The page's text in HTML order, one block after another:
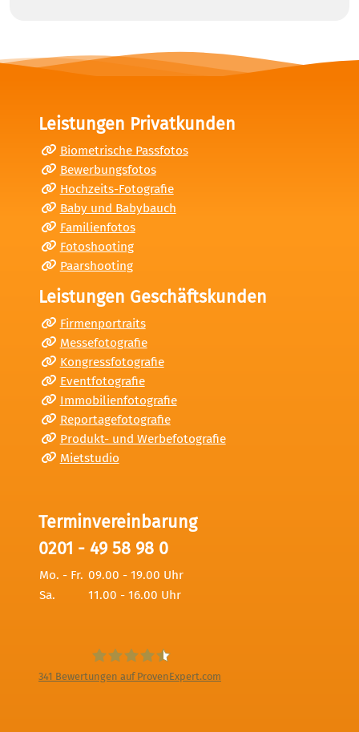
Leistungen Privatkunden
Biometrische Passfotos
Bewerbungsfotos
Hochzeits-Fotografie
Baby und Babybauch
Familienfotos
Fotoshooting
Paarshooting
Leistungen Geschäftskunden
Firmenportraits
Messefotografie
Kongressfotografie
Eventfotografie
Immobilienfotografie
Reportagefotografie
Produkt- und Werbefotografie
Mietstudio
Terminvereinbarung
0201 - 49 58 98 0
Mo. - Fr. 09.00 - 19.00 Uhr
Sa.
11.00 - 16.00 Uhr
341 Bewertungen auf ProvenExpert.com